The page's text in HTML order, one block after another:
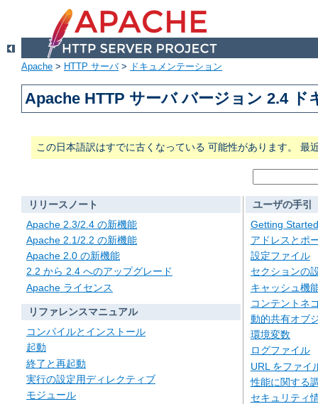
Apache > HTTP サーバ> ドキュメンテーション
Apache HTTP サーバ バージョン 2.4 ド
この日本語訳はすでに古くなっている 可能性があります。 最
リリースノート
Apache 2.3/2.4 の新機能
Apache 2.1/2.2 の新機能
Apache 2.0 の新機能
2.2 から 2.4 へのアップグレード
Apache ライセンス
リファレンスマニュアル
コンパイルとインストール
起動
終了と再起動
実行の設定用ディレクティブ
モジュール
ユーザの手引
Getting Started
アドレスとポ
設定ファイル
セクションの
キャッシュ機
コンテントネ
動的共有オブ
環境変数
ログファイル
URL をファイ
性能に関する
セキュリティ